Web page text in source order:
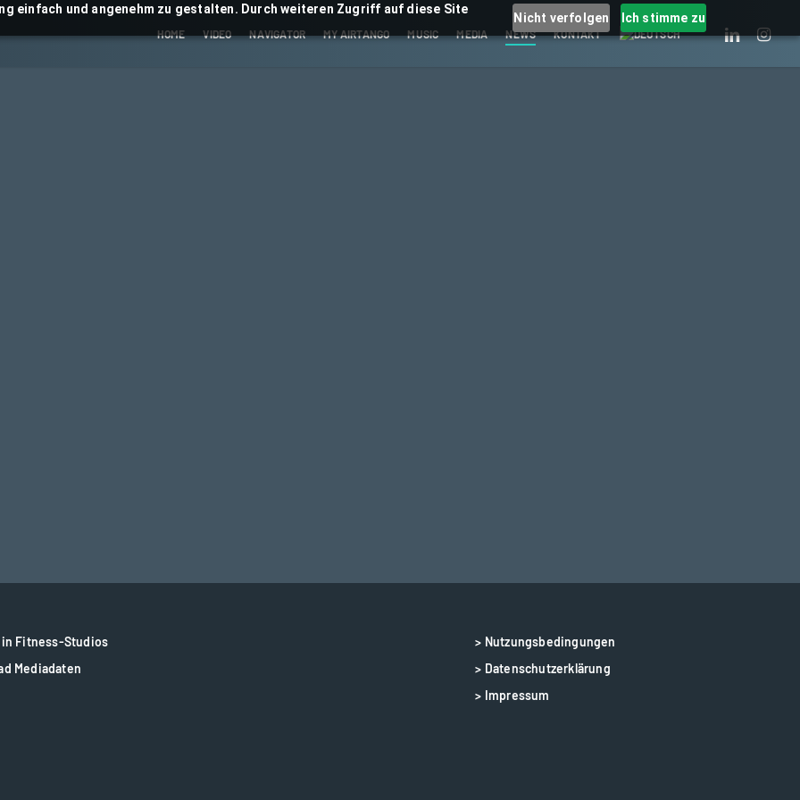
einfach und angenehm zu gestalten. Durch weiteren Zugriff auf diese Site
Nicht verfolgen Ich stimme zu
HOME VIDEO NAVIGATOR MY AIRTANGO MUSIC MEDIA NEWS KONTAKT LINKEDIN
in Fitness-Studios
Mediadaten
> Nutzungsbedingungen
> Datenschutzerklärung
> Impressum